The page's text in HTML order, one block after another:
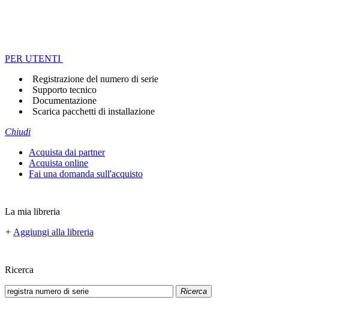
PER UTENTI
Registrazione del numero di serie
Supporto tecnico
Documentazione
Scarica pacchetti di installazione
Chiudi
Acquista dai partner
Acquista online
Fai una domanda sull'acquisto
La mia libreria
+ Aggiungi alla libreria
Ricerca
Ricerca